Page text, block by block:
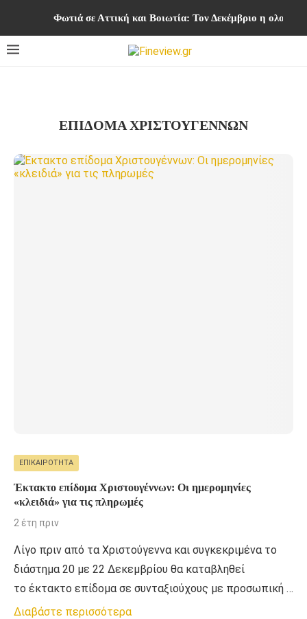
Φωτιά σε Αττική και Βοιωτία: Τον Δεκέμβριο η
ΕΠΙΔΟΜΑ ΧΡΙΣΤΟΥΓΕΝΝΩΝ
ΕΠΙΚΑΙΡΌΤΗΤΑ
Έκτακτο επίδομα Χριστουγέννων: Οι ημερομηνίες
«κλειδιά» για τις πληρωμές
2 έτη πριν
Λίγο πριν από τα Χριστούγεννα και συγκεκριμένα το
διάστημα 20 με 22 Δεκεμβρίου θα καταβληθεί
το έκτακτο επίδομα σε συνταξιούχους με προσωπική …
Διαβάστε περισσότερα